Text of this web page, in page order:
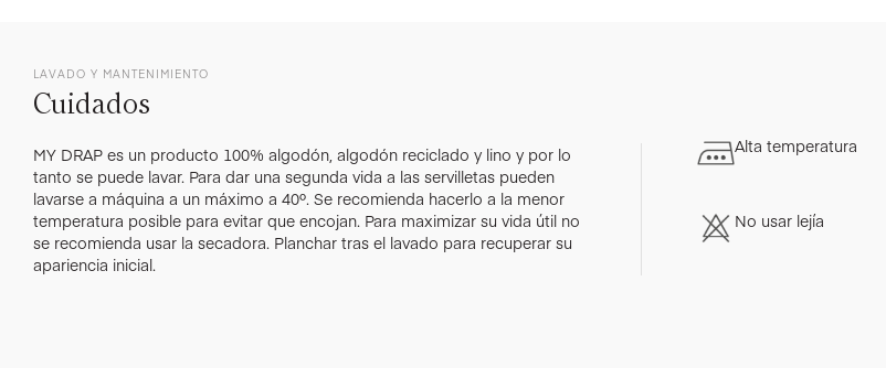
LAVADO Y MANTENIMIENTO
Cuidados
MY DRAP es un producto 100% algodón, algodón reciclado y lino y por lo
tanto se puede lavar. Para dar una segunda vida a las servilletas pueden
lavarse a máquina a un máximo a 40º. Se recomienda hacerlo a la menor
temperatura posible para evitar que encojan. Para maximizar su vida útil no
se recomienda usar la secadora. Planchar tras el lavado para recuperar su
apariencia inicial.
Alta temperatura
No usar lejía